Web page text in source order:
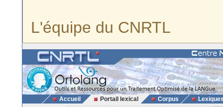
L'équipe du CNRTL
Accueil Portail lexical Corpus